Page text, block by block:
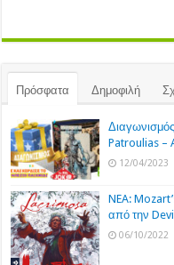
Πρόσφατα Δημοφιλή
Patroulias –
12/04/2023
NEA:
από την
06/10/2022